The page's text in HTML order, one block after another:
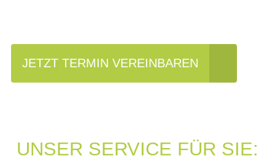
JETZT TERMIN VEREINBAREN
UNSER SERVICE FÜR SIE: